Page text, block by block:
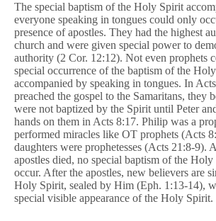
The special baptism of the Holy Spirit
everyone speaking in tongues could only
presence of apostles. They had the highest
church and were given special power to
authority (2 Cor. 12:12). Not even prophets
special occurrence of the baptism of the
accompanied by speaking in tongues. In
preached the gospel to the Samaritans, they
were not baptized by the Spirit until Peter
hands on them in Acts 8:17. Philip was a
performed miracles like OT prophets (Acts
daughters were prophetesses (Acts 21:8-9).
apostles died, no special baptism of the Holy
occur. After the apostles, new believers are
Holy Spirit, sealed by Him (Eph. 1:13-14),
special visible appearance of the Holy Spirit.